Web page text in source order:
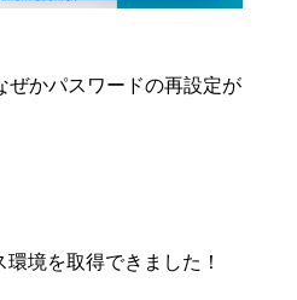
ぜかパスワードの再設定が
境を取得できました！